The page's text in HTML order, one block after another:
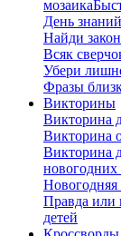
мозаика
День знаний
Найди
Всяк
Убери
Фразы
Викторины
Викторина
Викторина
Викторина
новогодних
Новогодняя
Правда или
детей